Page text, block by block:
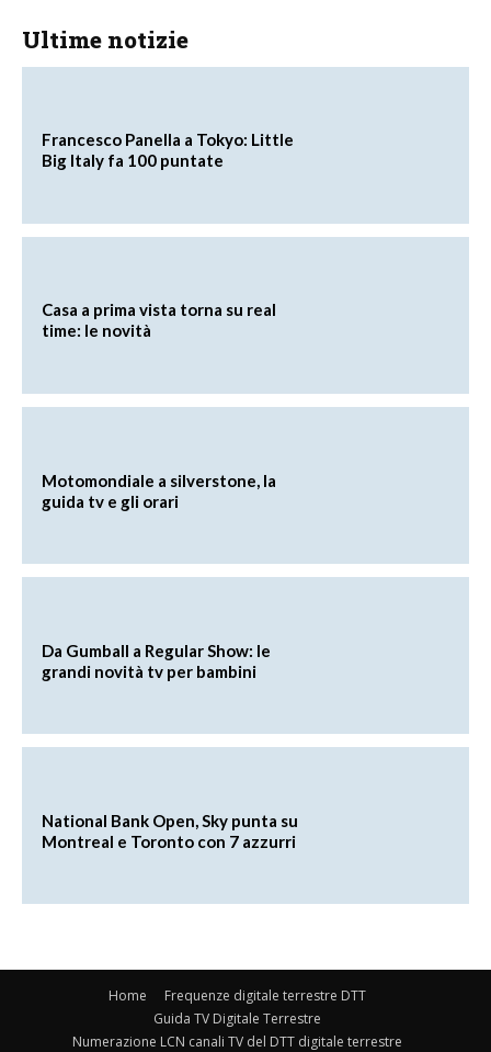
Ultime notizie
Francesco Panella a Tokyo: Little
Big Italy fa 100 puntate
Casa a prima vista torna su real
time: le novità
Motomondiale a silverstone, la
guida tv e gli orari
Da Gumball a Regular Show: le
grandi novità tv per bambini
National Bank Open, Sky punta su
Montreal e Toronto con 7 azzurri
Home
Frequenze digitale terrestre DTT
Guida TV Digitale Terrestre
Numerazione LCN canali TV del DTT digitale terrestre